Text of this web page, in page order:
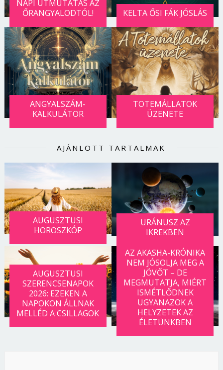
NAPI ÚTMUTATÁS AZ
ŐRANGYALODTÓL!
KELTA ŐSI FÁK JÓSLÁS
ANGYALSZÁM-
KALKULÁTOR
TOTEMÁLLATOK
ÜZENETE
AJÁNLOTT TARTALMAK
AUGUSZTUSI
HOROSZKÓP
URÁNUSZ AZ
IKREKBEN
AUGUSZTUSI
SZERENCSENAPOK
2026: EZEKEN A
NAPOKON ÁLLNAK
MELLÉD A CSILLAGOK
AZ AKASHA-KRÓNIKA
NEM JÓSOLJA MEG A
JÖVŐT – DE
MEGMUTATJA, MIÉRT
ISMÉTLŐDNEK
UGYANAZOK A
HELYZETEK AZ
ÉLETÜNKBEN
Jelszó
Mégse Bejelentkezés